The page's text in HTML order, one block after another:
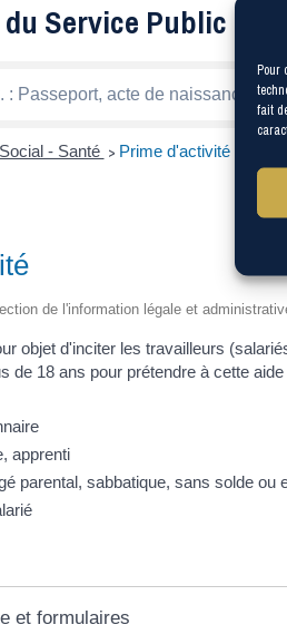
Pour
fait
Service Public
Social - Santé > Prime d'activité
de l'information légale et
objet d'inciter les travailleurs
de 18 ans pour prétendre à cette
apprenti
parental, sabbatique, sans solde ou
et formulaires